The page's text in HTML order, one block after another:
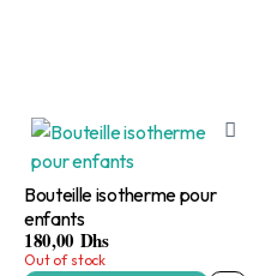
Bouteille isotherme pour
enfants
180,00 Dhs
Out of stock